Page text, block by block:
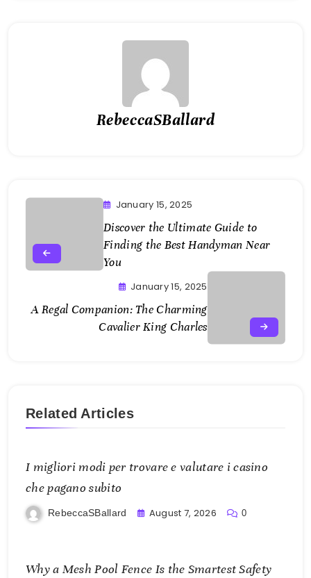
RebeccaSBallard
January 15, 2025
Discover the Ultimate Guide to
Finding the Best Handyman Near
You
January 15, 2025
A Regal Companion: The Charming
Cavalier King Charles
Related Articles
I migliori modi per trovare e valutare i casino
che pagano subito
RebeccaSBallard August 7, 2026 0
Why a Mesh Pool Fence Is the Smartest Safety